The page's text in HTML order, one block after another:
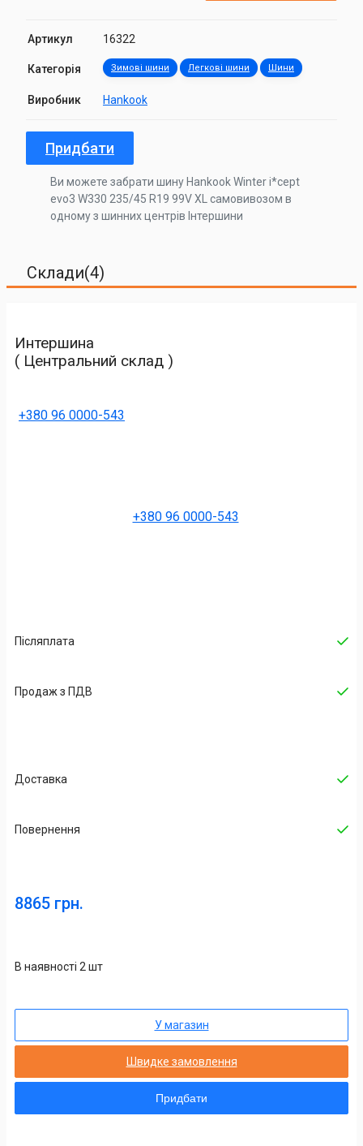
Артикул 16322
Категорія Зимові шини Легкові шини Шини
Виробник Hankook
Придбати
Ви можете забрати шину Hankook Winter i*cept
evo3 W330 235/45 R19 99V XL самовивозом в
одному з шинних центрів Інтершини
Склади(4)
Интершина
( Центральний склад )
+380 96 0000-543
+380 96 0000-543
Післяплата
Продаж з ПДВ
Доставка
Повернення
8865 грн.
В наявності 2 шт
У магазин
Швидке замовлення
Придбати